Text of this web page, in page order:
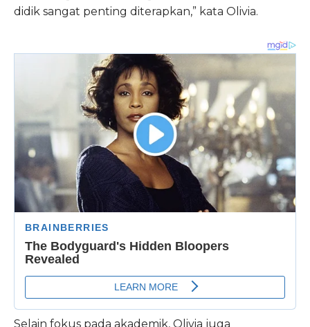
didik sangat penting diterapkan,” kata Olivia.
Selain fokus pada akademik, Olivia juga